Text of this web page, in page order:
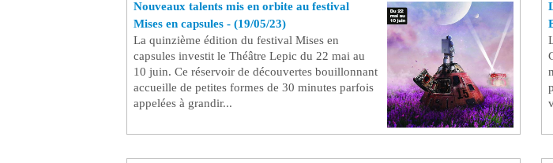
Nouveaux talents mis en orbite au festival
Mises en capsules - (19/05/23)
La quinzième édition du festival Mises en
capsules investit le Théâtre Lepic du 22 mai au
10 juin. Ce réservoir de découvertes bouillonnant
accueille de petites formes de 30 minutes parfois
appelées à grandir...